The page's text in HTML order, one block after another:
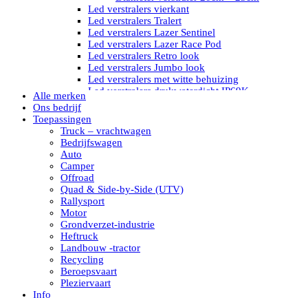
Led verstralers vierkant
Led verstralers Tralert
Led verstralers Lazer Sentinel
Led verstralers Lazer Race Pod
Led verstralers Retro look
Led verstralers Jumbo look
Led verstralers met witte behuizing
Led verstralers drukwaterdicht IP69K
LED WERKLAMPEN
Model werklamp
Led werklamp vierkant
Led werklamp ovaal
Led werklamp kleur wit
Combinatie LED werklampen
Led achteruitrijverlichting
Led onderbouw achteruitrijlamp
Led werklamp industrieel
Led veiligheidsverlichting
Led werklamp tractor
Led werklamp ADR
Led werklamp drukwaterdicht IP69K
Alle merken
Ons bedrijf
Toepassingen
Truck – vrachtwagen
Bedrijfswagen
Auto
Camper
Offroad
Quad & Side-by-Side (UTV)
Rallysport
Motor
Grondverzet-industrie
Heftruck
Landbouw -tractor
Recycling
Beroepsvaart
Pleziervaart
Info